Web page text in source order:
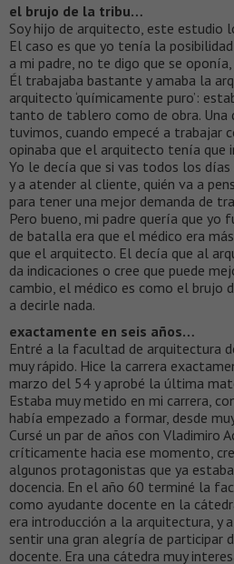
el brujo de la tribu…
Soy hijo de arquitecto, este estudio
El caso es que yo tenía la
a mi padre, no te digo que se
Él trabajaba bastante y amaba la
arquitecto ‘químicamente puro’:
tanto de tablero como de obra. Una
tuvimos, cuando empecé a trabajar
opinaba que el arquitecto tenía que
Yo le decía que si vas todos los días
y a atender al cliente, quién va a
para tener una mejor demanda de
Pero bueno, mi padre quería que yo
de batalla era que el médico era
que el arquitecto. El decía que al
da indicaciones o cree que puede
cambio, el médico es como el brujo
a decirle nada.
exactamente en seis años…
Entré a la facultad de arquitectura
muy rápido. Hice la carrera
marzo del 54 y aprobé la última
Estaba muy metido en mi carrera,
había empezado a formar, desde
Cursé un par de años con Vladimiro
críticamente hacia ese momento,
algunos protagonistas que ya
docencia. En el año 60 terminé la
como ayudante docente en la
era introducción a la arquitectura, y
sentir una gran alegría de participar
docente. Era una cátedra muy